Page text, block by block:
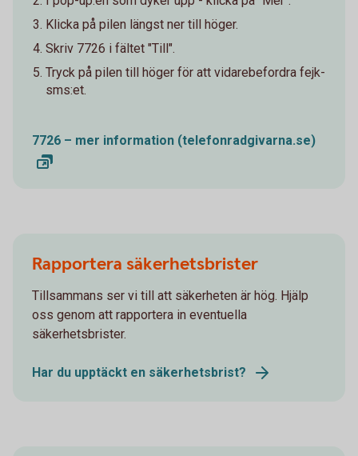
Klicka på pilen längst ner till höger.
Skriv 7726 i fältet "Till".
Tryck på pilen till höger för att vidarebefordra fejk-
sms:et.
7726 – mer information (telefonradgivarna.se)
Rapportera säkerhetsbrister
Tillsammans ser vi till att säkerheten är hög. Hjälp
oss genom att rapportera in eventuella
säkerhetsbrister.
Har du upptäckt en säkerhetsbrist?